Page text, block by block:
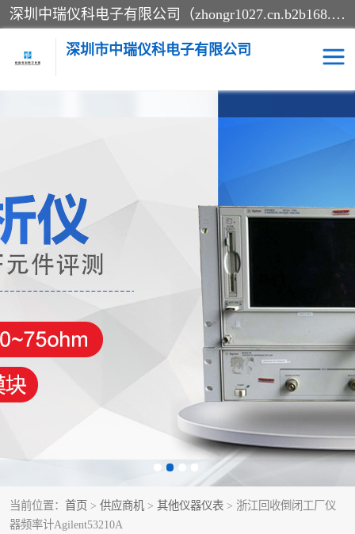
深圳中瑞仪科电子有限公司（zhongr1027.cn.b2b168.com）主要从事回收二手仪器，工厂仪器，回收示波器，KeysightE4980A，FLUKE754，MT8852B，IFR3920，Agilent N4010A，MT8852B等业务，全国统一热线：13570873835。深圳中瑞仪科电子有限公司整批或单出，专业评估高价回收工厂闲置仪器。
深圳市中瑞仪科电子有限公司
当前位置： 首页 > 供应商机 > 其他仪器仪表 > 浙江回收倒闭工厂仪
器频率计Agilent53210A
电阻-功率计 频谱分析仪
万用表 综合测试仪
蓝牙测试仪 网络分析仪
过程校验仪 电桥测试仪
泰克示波器 电池测试仪
函数信号发生器
校准件
阻抗分析仪
音频分析仪